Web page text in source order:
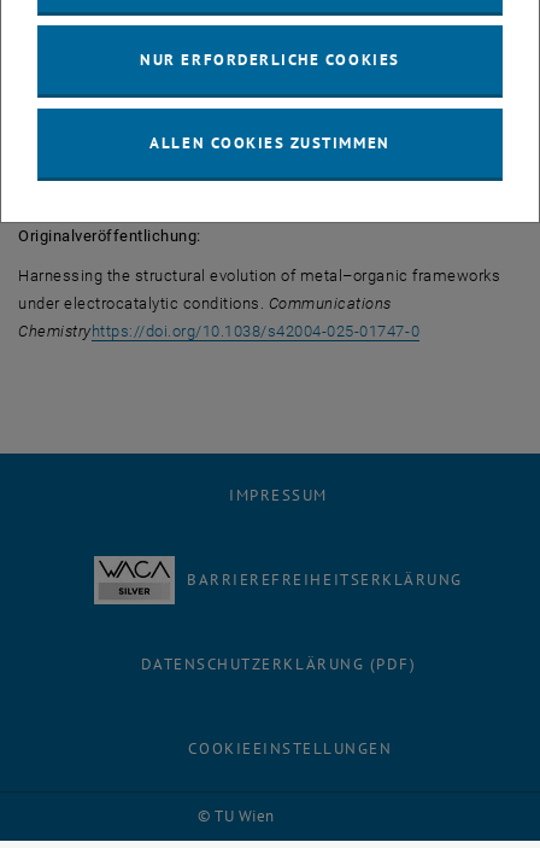
interpretieren. Indem sie sich für eine kontrollierte Entwicklung statt
Elektrokatalysatoren, die sich während der Reaktion anpassen und
Originalveröffentlichung:
Harnessing the structural evolution of metal–organic frameworks
under electrocatalytic conditions. Communications
Chemistryhttps://doi.org/10.1038/s42004-025-01747-0, öffnet eine
© TU Wien
IMPRESSUM
BARRIEREFREIHEITSERKLÄRUNG
DATENSCHUTZERKLÄRUNG (PDF)
COOKIEEINSTELLUNGEN
NUR ERFORDERLICHE COOKIES
ALLEN COOKIES ZUSTIMMEN